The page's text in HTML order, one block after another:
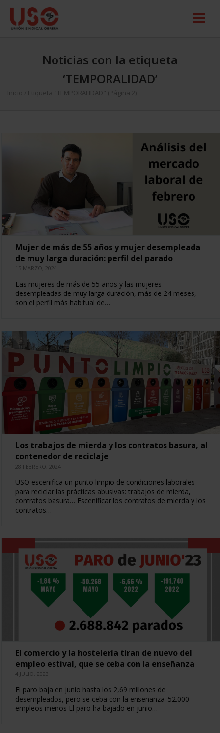
Noticias con la etiqueta
‘TEMPORALIDAD’
Inicio Etiqueta "TEMPORALIDAD" (Página 2)
Mujer de más de 55 años y mujer desempleada
de muy larga duración: perfil del parado
15 MARZO, 2024
Las mujeres de más de 55 años y las mujeres
desempleadas de muy larga duración, más de 24 meses,
son el perfil más habitual de…
Los trabajos de mierda y los contratos basura, al
contenedor de reciclaje
28 FEBRERO, 2024
USO escenifica un punto limpio de condiciones laborales
para reciclar las prácticas abusivas: trabajos de mierda,
contratos basura… Escenificar los contratos de mierda y los
contratos…
El comercio y la hostelería tiran de nuevo del
empleo estival, que se ceba con la enseñanza
4 JULIO, 2023
El paro baja en junio hasta los 2,69 millones de
desempleados, pero se ceba con la enseñanza: 52.000
empleos menos El paro ha bajado en junio…